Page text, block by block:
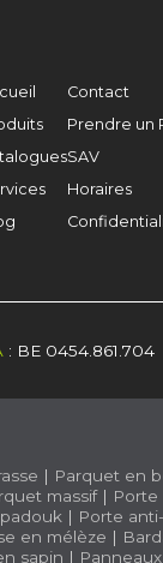
Contact
Prendre un
SAV
Horaires
: BE 0454.861.704
| Parquet en
massif|
| Porte
en mélèze |
sapin |